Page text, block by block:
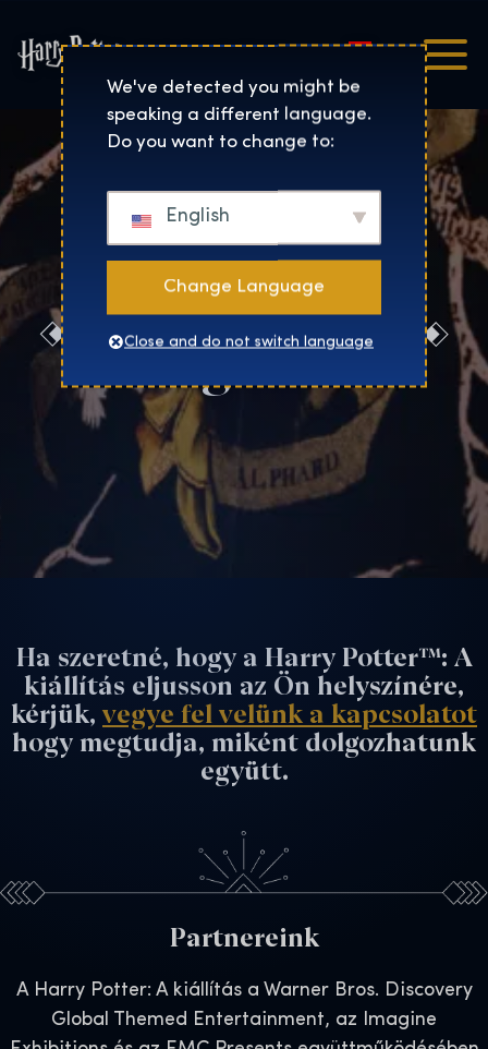
Harry Potter™: The
Magyar
Foglalás
Ha szeretné, hogy a Harry Potter™: A
kiállítás eljusson az Ön helyszínére,
kérjük, vegye fel velünk a kapcsolatot
hogy megtudja, miként dolgozhatunk
együtt.
Partnereink
A Harry Potter: A kiállítás a Warner Bros. Discovery
Global Themed Entertainment, az Imagine
We've detected you might be
speaking a different language.
Do you want to change to:
English
Change Language
Close and do not switch language